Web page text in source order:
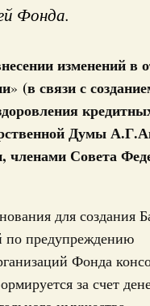
Фонда.
изменений в
» (в связи с
Думы
Совета
для создания
по предупреждению
Фонда
за счет
не
на
сигарет
граждан от
17
24